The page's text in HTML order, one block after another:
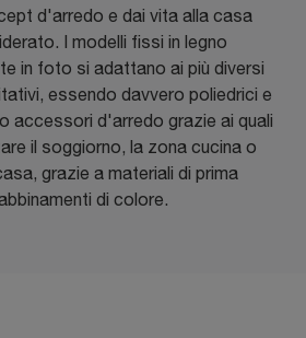
d'arredo e dai vita alla casa
I modelli fissi in legno
in foto si adattano ai più diversi
essendo davvero poliedrici e
accessori d'arredo grazie ai quali
il soggiorno, la zona cucina o
grazie a materiali di prima
di colore.